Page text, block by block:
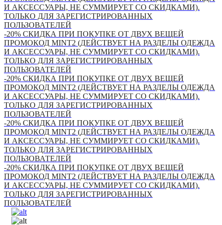
И АКСЕССУАРЫ, НЕ СУММИРУЕТ СО СКИДКАМИ).
ТОЛЬКО ДЛЯ ЗАРЕГИСТРИРОВАННЫХ
ПОЛЬЗОВАТЕЛЕЙ
-20% СКИДКА ПРИ ПОКУПКЕ ОТ ДВУХ ВЕЩЕЙ
ПРОМОКОД MINT2 (ДЕЙСТВУЕТ НА РАЗДЕЛЫ ОДЕЖДА
И АКСЕССУАРЫ, НЕ СУММИРУЕТ СО СКИДКАМИ).
ТОЛЬКО ДЛЯ ЗАРЕГИСТРИРОВАННЫХ
ПОЛЬЗОВАТЕЛЕЙ
-20% СКИДКА ПРИ ПОКУПКЕ ОТ ДВУХ ВЕЩЕЙ
ПРОМОКОД MINT2 (ДЕЙСТВУЕТ НА РАЗДЕЛЫ ОДЕЖДА
И АКСЕССУАРЫ, НЕ СУММИРУЕТ СО СКИДКАМИ).
ТОЛЬКО ДЛЯ ЗАРЕГИСТРИРОВАННЫХ
ПОЛЬЗОВАТЕЛЕЙ
-20% СКИДКА ПРИ ПОКУПКЕ ОТ ДВУХ ВЕЩЕЙ
ПРОМОКОД MINT2 (ДЕЙСТВУЕТ НА РАЗДЕЛЫ ОДЕЖДА
И АКСЕССУАРЫ, НЕ СУММИРУЕТ СО СКИДКАМИ).
ТОЛЬКО ДЛЯ ЗАРЕГИСТРИРОВАННЫХ
ПОЛЬЗОВАТЕЛЕЙ
-20% СКИДКА ПРИ ПОКУПКЕ ОТ ДВУХ ВЕЩЕЙ
ПРОМОКОД MINT2 (ДЕЙСТВУЕТ НА РАЗДЕЛЫ ОДЕЖДА
И АКСЕССУАРЫ, НЕ СУММИРУЕТ СО СКИДКАМИ).
ТОЛЬКО ДЛЯ ЗАРЕГИСТРИРОВАННЫХ
ПОЛЬЗОВАТЕЛЕЙ